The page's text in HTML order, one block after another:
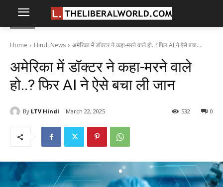
Home Hindi News अमेरिका में डॉक्टर ने कहा-मरने वाले हो..? फिर AI ने ऐसे बचा...
अमेरिका में डॉक्टर ने कहा-मरने वाले
हो..? फिर AI ने ऐसे बचा ली जान
By LTV Hindi March 22, 2025 0
532